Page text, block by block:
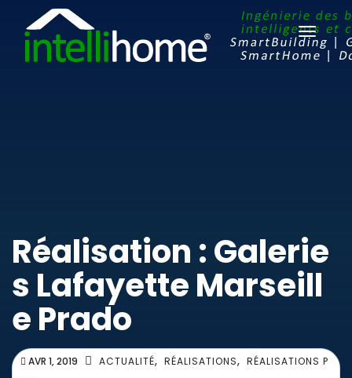
Ouvrir
le
Réalisation : Galerie
s Lafayette Marseill
e Prado
AVR 1, 2019 ACTUALITÉ, RÉALISATIONS, RÉALISATIONS P